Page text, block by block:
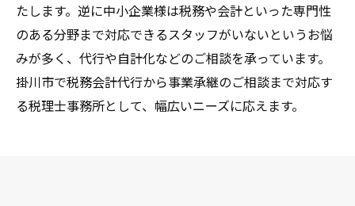
たします。逆に中小企業様は税務や会計といった専門性
のある分野まで対応できるスタッフがいないというお悩
みが多く、代行や自計化などのご相談を承っています。
掛川市で税務会計代行から事業承継のご相談まで対応す
る税理士事務所として、幅広いニーズに応えます。